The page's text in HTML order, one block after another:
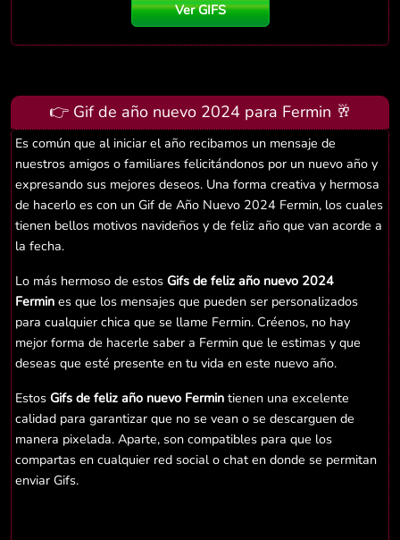
Ver GIFS
👉 Gif de año nuevo 2024 para Fermin 🥂
Es común que al iniciar el año recibamos un mensaje de
nuestros amigos o familiares felicitándonos por un nuevo año y
expresando sus mejores deseos. Una forma creativa y hermosa
de hacerlo es con un Gif de Año Nuevo 2024 Fermin, los cuales
tienen bellos motivos navideños y de feliz año que van acorde a
la fecha.
Lo más hermoso de estos Gifs de feliz año nuevo 2024
Fermin es que los mensajes que pueden ser personalizados
para cualquier chica que se llame Fermin. Créenos, no hay
mejor forma de hacerle saber a Fermin que le estimas y que
deseas que esté presente en tu vida en este nuevo año.
Estos Gifs de feliz año nuevo Fermin tienen una excelente
calidad para garantizar que no se vean o se descarguen de
manera pixelada. Aparte, son compatibles para que los
compartas en cualquier red social o chat en donde se permitan
enviar Gifs.